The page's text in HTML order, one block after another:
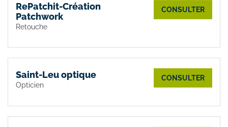
RePatchit-Création
Patchwork
Retouche
CONSULTER
Saint-Leu optique
Opticien
CONSULTER